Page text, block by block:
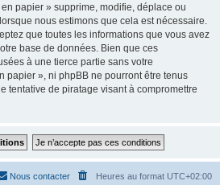
papier » supprime, modifie, déplace ou
nous estimons que cela est nécessaire.
que toutes les informations que vous avez
base de données. Bien que ces
à une tierce partie sans votre
papier », ni phpBB ne pourront être tenus
tentative de piratage visant à compromettre
Heures au format UTC+02:00
Nous contacter